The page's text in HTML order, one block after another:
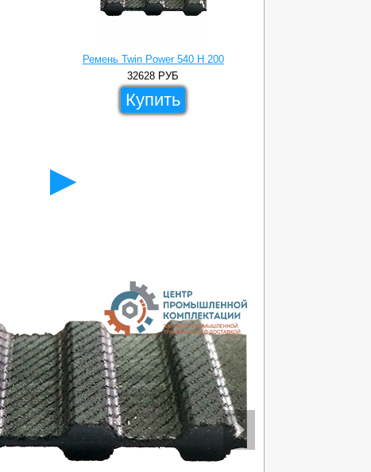
Ремень Twin Power 540 H 200
32628 РУБ
Купить
►